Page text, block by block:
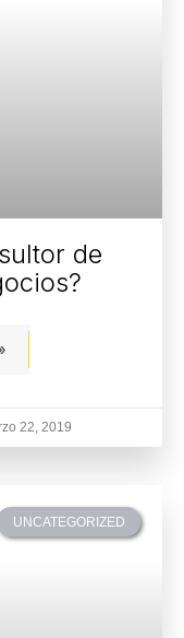
de
22, 2019
UNCATEGORIZED